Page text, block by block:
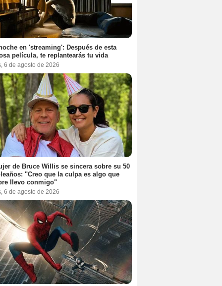
en 'streaming': Después de esta
película, te replantearás tu vida
6 de agosto de 2026
de Bruce Willis se sincera sobre su 50
"Creo que la culpa es algo que
llevo conmigo"
6 de agosto de 2026